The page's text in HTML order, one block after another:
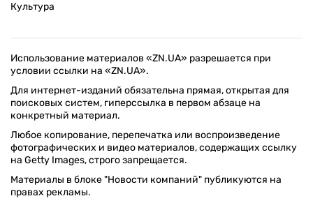
Культура
Использование материалов «ZN.UA» разрешается при
условии ссылки на «ZN.UA».
Для интернет-изданий обязательна прямая, открытая для
поисковых систем, гиперссылка в первом абзаце на
конкретный материал.
Любое копирование, перепечатка или воспроизведение
фотографических и видео материалов, содержащих ссылку
на Getty Images, строго запрещается.
Материалы в блоке "Новости компаний" публикуются на
правах рекламы.